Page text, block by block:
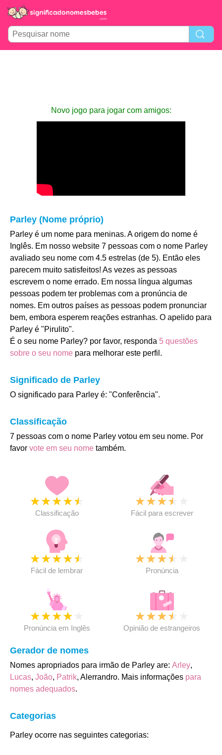
Novo jogo para jogar com amigos:
Parley (Nome próprio)
Parley é um nome para meninas. A origem do nome é
Inglês. Em nosso website 7 pessoas com o nome Parley
avaliado seu nome com 4.5 estrelas (de 5). Então eles
parecem muito satisfeitos! As vezes as pessoas
escrevem o nome errado. Em nossa língua algumas
pessoas podem ter problemas com a pronúncia de
nomes. Em outros países as pessoas podem pronunciar
bem, embora esperem reações estranhas. O apelido para
Parley é "Pirulito".
É o seu nome Parley? por favor, responda 5 questões
sobre o seu nome para melhorar este perfil.
Significado de Parley
O significado para Parley é: "Conferência".
Classificação
7 pessoas com o nome Parley votou em seu nome. Por
favor vote em seu nome também.
★★★★★
Classificação
★★★★
Fácil para escrever
★★★★★
Fácil de lembrar
★★★★
Pronúncia
★★★★
Pronúncia em Inglês
★★★★
Opinião de estrangeiros
Gerador de nomes
Nomes apropriados para irmão de Parley are: Arley,
Lucas, João, Patrik, Alerrandro. Mais informações para
nomes adequados.
Categorias
Parley ocorre nas seguintes categorias: